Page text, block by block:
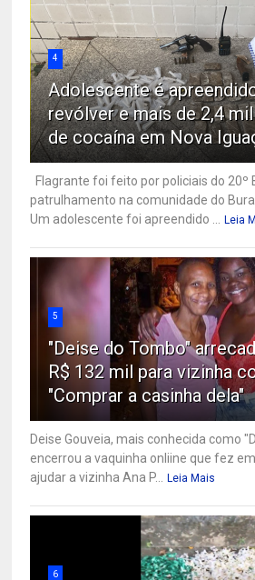
4
Adolescente é
revólver e mais de 2,4
de cocaína em Nova
Flagrante foi feito por policiais do 20º
patrulhamento na comunidade do
Um adolescente foi apreendido ...
Leia
5
"Deise do Tombo"
R$ 132 mil para vizinha
"Comprar a casinha dela"
Deise Gouveia, mais conhecida como
encerrou a vaquinha onliine que fez
ajudar a vizinha Ana P...
Leia Mais
6